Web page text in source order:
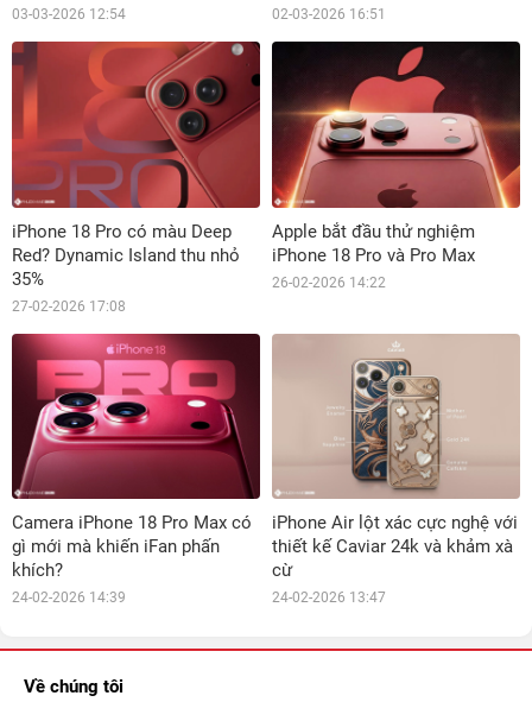
03-03-2026 12:54 02-03-2026 16:51
iPhone 18 Pro có màu Deep
Red? Dynamic Island thu nhỏ
35%
27-02-2026 17:08
Apple bắt đầu thử nghiệm
iPhone 18 Pro và Pro Max
26-02-2026 14:22
Camera iPhone 18 Pro Max có
gì mới mà khiến iFan phấn
khích?
24-02-2026 14:39
iPhone Air lột xác cực nghệ với
thiết kế Caviar 24k và khảm xà
cừ
24-02-2026 13:47
Về chúng tôi